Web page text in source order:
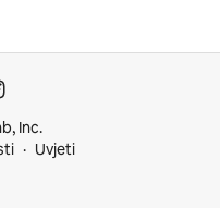
Inc.
Uvjeti